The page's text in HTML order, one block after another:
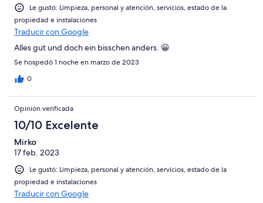
Le gustó: Limpieza, personal y atención, servicios, estado de la
propiedad e instalaciones
Traducir con Google
Alles gut und doch ein bisschen anders. 😀
Se hospedó 1 noche en marzo de 2023
0
Opinión verificada
10/10 Excelente
Mirko
17 feb. 2023
Le gustó: Limpieza, personal y atención, servicios, estado de la
propiedad e instalaciones
Traducir con Google